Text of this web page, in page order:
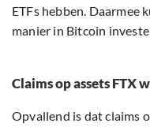
ETFs hebben. Daarmee
manier in Bitcoin
Claims op assets FTX
Opvallend is dat claims